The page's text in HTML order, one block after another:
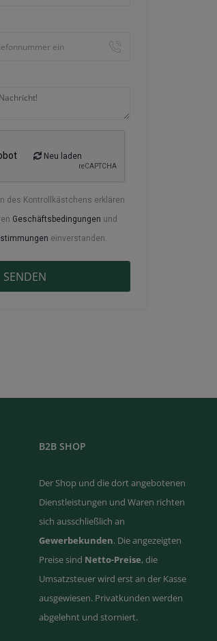
Neu laden
des Kontrollkästchens erklären
Geschäftsbedingungen und
einverstanden.
B2B SHOP
Der Shop und die dort angebotenen
Dienstleistungen und Waren richten
sich ausschließlich an
Gewerbekunden. Die angezeigten
Preise sind Netto-Preise, die
Umsatzsteuer wird erst an der Kasse
ausgewiesen. Privatkunden werden
abgelehnt und storniert.